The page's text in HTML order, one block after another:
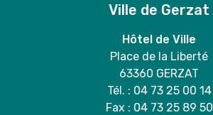
Ville de Gerzat
Hôtel de Ville
Place de la Liberté
63360 GERZAT
Tél. : 04 73 25 00 14
Fax : 04 73 25 89 50